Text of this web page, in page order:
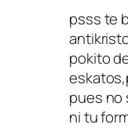
psss te
pokito
pues no
ni tu